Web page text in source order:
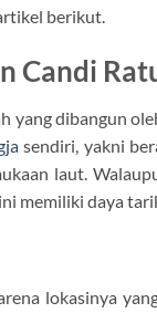
berikut.
Candi
yang dibangun
sendiri, yakni
laut.
memiliki daya
lokasinya